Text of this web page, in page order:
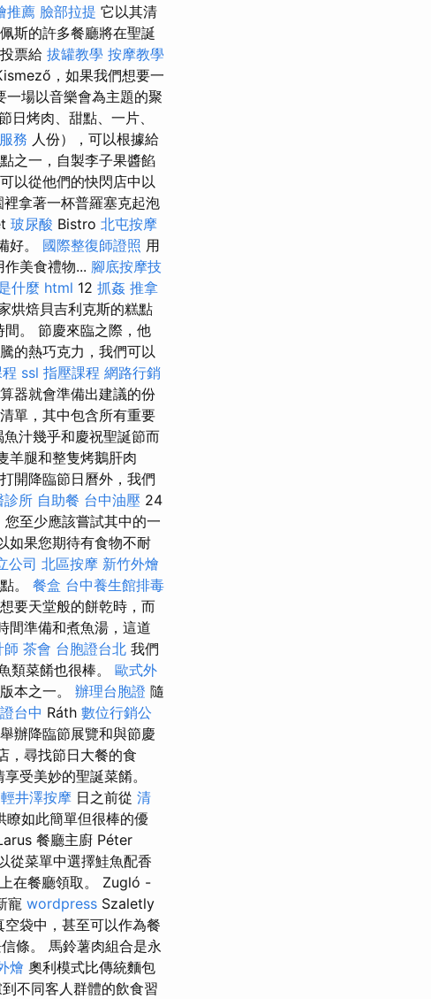
推薦 臉部拉提 它以其清
斯的許多餐廳將在聖誕
票給 拔罐教學 按摩教學
，如果我們想要一
一場以音樂會為主題的聚
日烤肉、甜點、一片、
務 人份），可以根據給
之一，自製李子果醬餡
以從他們的快閃店中以
拿著一杯普羅塞克起泡
玻尿酸 Bistro 北屯按摩
好。 國際整復師證照 用
美食禮物... 腳底按摩技
什麼 html 12 抓姦 推拿
烘焙貝吉利克斯的糕點
。 節慶來臨之際，他
的熱巧克力，我們可以
ssl 指壓課程 網路行銷
器就會準備出建議的份
單，其中包含所有重要
汁幾乎和慶祝聖誕節而
羊腿和整隻烤鵝肝肉
開降臨節日曆外，我們
診所 自助餐 台中油壓 24
至少應該嘗試其中的一
如果您期待有食物不耐
公司 北區按摩 新竹外燴
。 餐盒 台中養生館排毒
要天堂般的餅乾時，而
間準備和煮魚湯，這道
師 茶會 台胞證台北 我們
類菜餚也很棒。 歐式外
本之一。 辦理台胞證 隨
台中 Ráth 數位行銷公
辦降臨節展覽和與節慶
，尋找節日大餐的食
受美妙的聖誕菜餚。
井澤按摩 日之前從 清
瞭如此簡單但很棒的優
餐廳主廚 Péter
從菜單中選擇鮭魚配香
在餐廳領取。 Zugló -
寵 wordpress Szaletly
袋中，甚至可以作為餐
條。 馬鈴薯肉組合是永
燴 奧利模式比傳統麵包
不同客人群體的飲食習